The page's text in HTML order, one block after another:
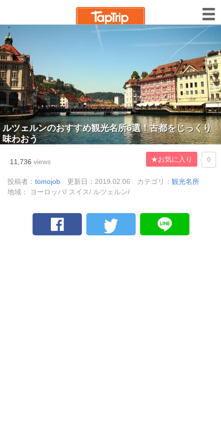
ルツェルンのおすすめ観光名所6選！古都をじっくり
味わおう
11,736 views ★お気に入り 0
投稿者： tomojob 更新日：2019.02.06 カテゴリ： 観光名所
地域： ヨーロッパ/ スイス/ ルツェルン/